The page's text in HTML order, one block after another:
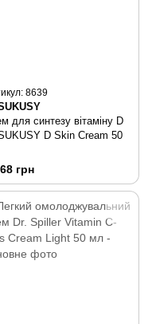
8639
для синтезу вітаміну D
D Skin Cream 50
грн